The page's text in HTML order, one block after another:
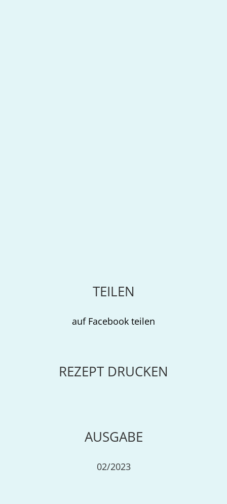
TEILEN
auf Facebook teilen
REZEPT DRUCKEN
AUSGABE
02/2023